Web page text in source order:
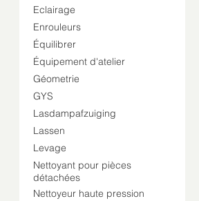
Eclairage
Enrouleurs
Équilibrer
Équipement d'atelier
Géometrie
GYS
Lasdampafzuiging
Lassen
Levage
Nettoyant pour pièces
détachées
Nettoyeur haute pression